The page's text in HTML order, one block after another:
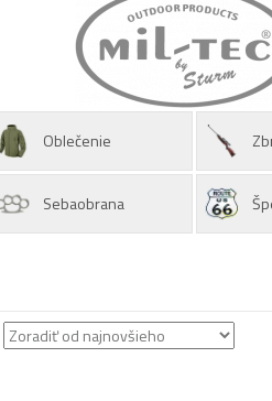
Oblečenie
Sebaobrana